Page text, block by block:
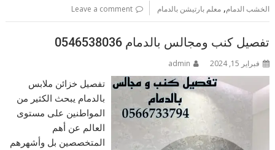
الخشب الدمام,معلم بارتيشن بالدمام Leave a comment
تفصيل كنب ومجالس بالدمام 0546538036
فبراير 15, 2024 admin
تفصيل خزائن ملابس
بالدمام يبحث الكثير من
المواطنين على مستوى
العالم عن أهم
المتخصصين بل وأشهرهم